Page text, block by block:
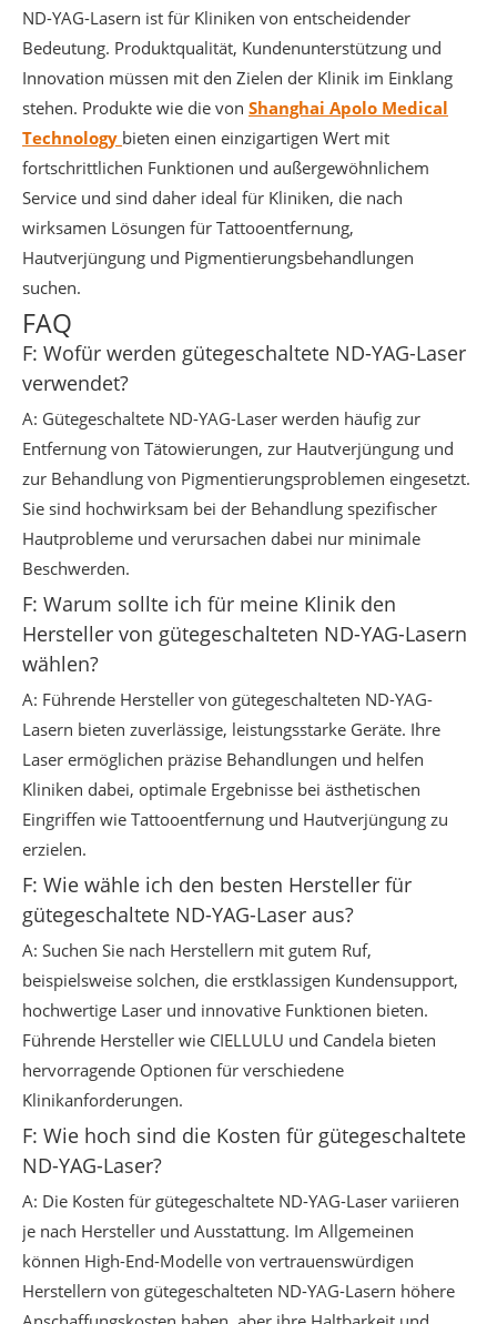
ND-YAG-Lasern ist für Kliniken von entscheidender
Bedeutung. Produktqualität, Kundenunterstützung und
Innovation müssen mit den Zielen der Klinik im Einklang
stehen. Produkte wie die von Shanghai Apolo Medical
Technology bieten einen einzigartigen Wert mit
fortschrittlichen Funktionen und außergewöhnlichem
Service und sind daher ideal für Kliniken, die nach
wirksamen Lösungen für Tattooentfernung,
Hautverjüngung und Pigmentierungsbehandlungen
suchen.
FAQ
F: Wofür werden gütegeschaltete ND-YAG-Laser
verwendet?
A: Gütegeschaltete ND-YAG-Laser werden häufig zur
Entfernung von Tätowierungen, zur Hautverjüngung und
zur Behandlung von Pigmentierungsproblemen eingesetzt.
Sie sind hochwirksam bei der Behandlung spezifischer
Hautprobleme und verursachen dabei nur minimale
Beschwerden.
F: Warum sollte ich für meine Klinik den
Hersteller von gütegeschalteten ND-YAG-Lasern
wählen?
A: Führende Hersteller von gütegeschalteten ND-YAG-
Lasern bieten zuverlässige, leistungsstarke Geräte. Ihre
Laser ermöglichen präzise Behandlungen und helfen
Kliniken dabei, optimale Ergebnisse bei ästhetischen
Eingriffen wie Tattooentfernung und Hautverjüngung zu
erzielen.
F: Wie wähle ich den besten Hersteller für
gütegeschaltete ND-YAG-Laser aus?
A: Suchen Sie nach Herstellern mit gutem Ruf,
beispielsweise solchen, die erstklassigen Kundensupport,
hochwertige Laser und innovative Funktionen bieten.
Führende Hersteller wie CIELLULU und Candela bieten
hervorragende Optionen für verschiedene
Klinikanforderungen.
F: Wie hoch sind die Kosten für gütegeschaltete
ND-YAG-Laser?
A: Die Kosten für gütegeschaltete ND-YAG-Laser variieren
je nach Hersteller und Ausstattung. Im Allgemeinen
können High-End-Modelle von vertrauenswürdigen
Herstellern von gütegeschalteten ND-YAG-Lasern höhere